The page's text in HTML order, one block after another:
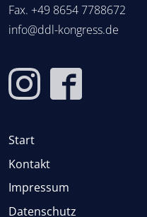
Fax. +49 8654 7788672
info@ddl-kongress.de
Start
Kontakt
Impressum
Datenschutz